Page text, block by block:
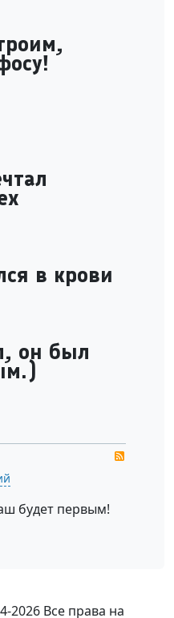
в крови
он был
будет первым!
2026 Все права на